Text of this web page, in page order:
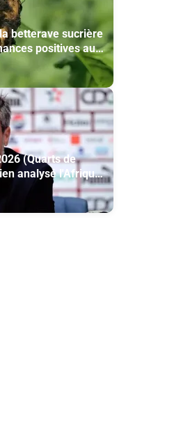
betterave sucrière
positives au
2025-2026
(Quarts de
analysé l'Afrique
la victoire"